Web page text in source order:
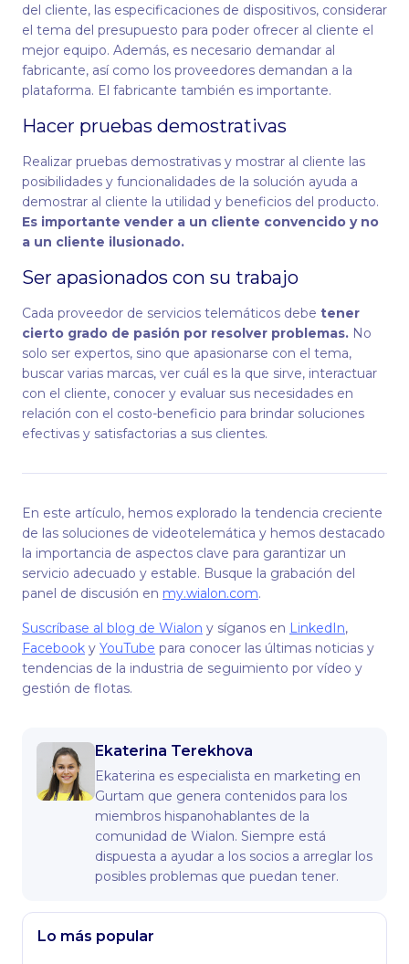
del cliente, las especificaciones de dispositivos, considerar
el tema del presupuesto para poder ofrecer al cliente el
mejor equipo. Además, es necesario demandar al
fabricante, así como los proveedores demandan a la
plataforma. El fabricante también es importante.
Hacer pruebas demostrativas
Realizar pruebas demostrativas y mostrar al cliente las
posibilidades y funcionalidades de la solución ayuda a
demostrar al cliente la utilidad y beneficios del producto.
Es importante vender a un cliente convencido y no
a un cliente ilusionado.
Ser apasionados con su trabajo
Cada proveedor de servicios telemáticos debe tener
cierto grado de pasión por resolver problemas. No
solo ser expertos, sino que apasionarse con el tema,
buscar varias marcas, ver cuál es la que sirve, interactuar
con el cliente, conocer y evaluar sus necesidades en
relación con el costo-beneficio para brindar soluciones
efectivas y satisfactorias a sus clientes.
En este artículo, hemos explorado la tendencia creciente
de las soluciones de videotelemática y hemos destacado
la importancia de aspectos clave para garantizar un
servicio adecuado y estable. Busque la grabación del
panel de discusión en my.wialon.com.
Suscríbase al blog de Wialon y síganos en LinkedIn,
Facebook y YouTube para conocer las últimas noticias y
tendencias de la industria de seguimiento por vídeo y
gestión de flotas.
Ekaterina Terekhova
Ekaterina es especialista en marketing en
Gurtam que genera contenidos para los
miembros hispanohablantes de la
comunidad de Wialon. Siempre está
dispuesta a ayudar a los socios a arreglar los
posibles problemas que puedan tener.
Lo más popular